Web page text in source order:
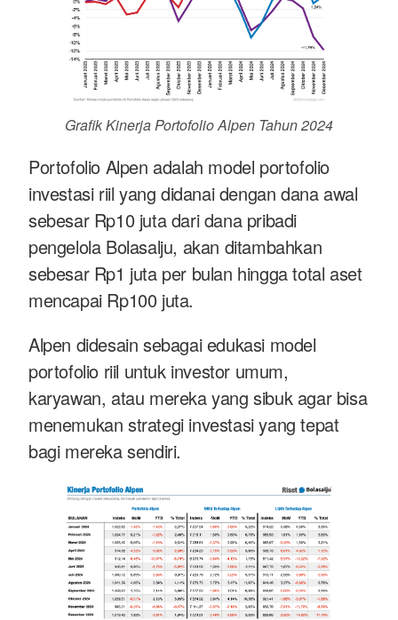
Grafik Kinerja Portofolio Alpen Tahun 2024
Portofolio Alpen adalah model portofolio
investasi riil yang didanai dengan dana awal
sebesar Rp10 juta dari dana pribadi
pengelola Bolasalju, akan ditambahkan
sebesar Rp1 juta per bulan hingga total aset
mencapai Rp100 juta.
Alpen didesain sebagai edukasi model
portofolio riil untuk investor umum,
karyawan, atau mereka yang sibuk agar bisa
menemukan strategi investasi yang tepat
bagi mereka sendiri.